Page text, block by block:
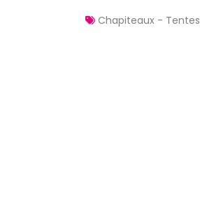
Chapiteaux - Tentes